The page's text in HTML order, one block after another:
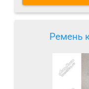
Ремень